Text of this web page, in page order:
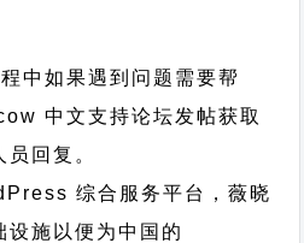
中如果遇到问题需要帮
中文支持论坛发帖获取
回复。
综合服务平台，薇晓
设施以便为中国的